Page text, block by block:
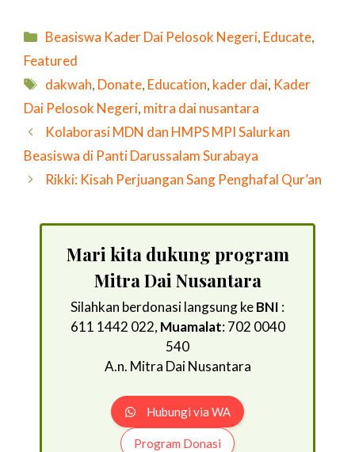
Kategori
Beasiswa Kader Dai Pelosok Negeri, Educate,
Featured
Tag
dakwah, Donate, Education, kader dai, Kader
Dai Pelosok Negeri, mitra dai nusantara
Kolaborasi MDN dan HMPS MPI Salurkan
Beasiswa di Panti Darussalam Surabaya
Rikki: Kisah Perjuangan Sang Penghafal Qur’an
Mari kita dukung program
Mitra Dai Nusantara
Silahkan berdonasi langsung keBNI :
611 1442 022, Muamalat: 702 0040
540
A.n. Mitra Dai Nusantara
Hubungi via WA
Program Donasi